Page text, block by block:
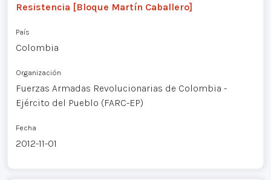
Resistencia [Bloque Martín Caballero]
País
Colombia
Organización
Fuerzas Armadas Revolucionarias de Colombia -
Ejército del Pueblo (FARC-EP)
Fecha
2012-11-01